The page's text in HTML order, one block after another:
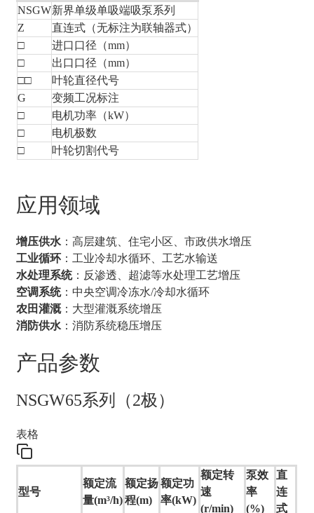
NSGW新界单级单吸端吸泵系列
Z
直连式（无标注为联轴器式）
□
进口口径（mm）
□
出口口径（mm）
□□
叶轮直径代号
G
变频工况标注
□
电机功率（kW）
□
电机极数
□
叶轮切割代号
应用领域
增压供水 ：高层建筑、住宅小区、市政供水增压
工业循环 ：工业冷却水循环、工艺水输送
水处理系统：反渗透、超滤等水处理工艺增压
空调系统：中央空调冷冻水/冷却水循环
农田灌溉：大型灌溉系统增压
消防供水 ：消防系统稳压增压
产品参数
NSGW65系列（2极）
表格
型号
额定流
量(m³/h)
额定扬
程(m)
额定功
率(kW)
额定转
速
(r/min)
泵效
率
(%)
直
连
式